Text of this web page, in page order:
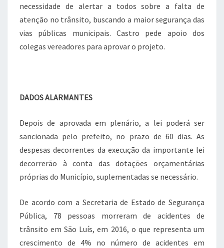
necessidade de alertar a todos sobre a falta de
atenção no trânsito, buscando a maior segurança das
vias públicas municipais. Castro pede apoio dos
colegas vereadores para aprovar o projeto.
DADOS ALARMANTES
Depois de aprovada em plenário, a lei poderá ser
sancionada pelo prefeito, no prazo de 60 dias. As
despesas decorrentes da execução da importante lei
decorrerão à conta das dotações orçamentárias
próprias do Município, suplementadas se necessário.
De acordo com a Secretaria de Estado de Segurança
Pública, 78 pessoas morreram de acidentes de
trânsito em São Luís, em 2016, o que representa um
crescimento de 4% no número de acidentes em